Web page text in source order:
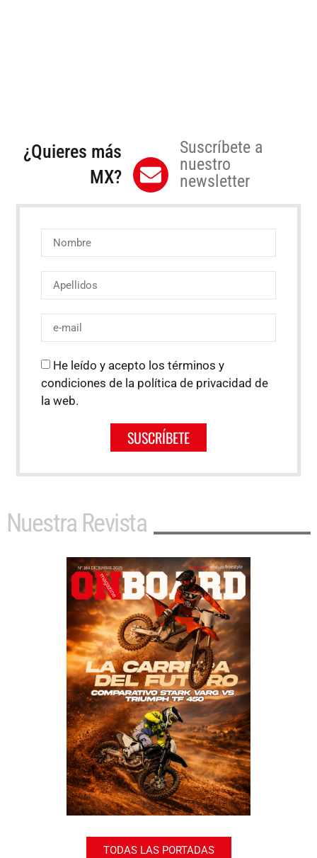
¿Quieres más
MX?
Suscríbete a
nuestro
newsletter
He leído y acepto los términos y
condiciones de la política de privacidad de
la web.
SUSCRÍBETE
Nuestra Revista
TODAS LAS PORTADAS